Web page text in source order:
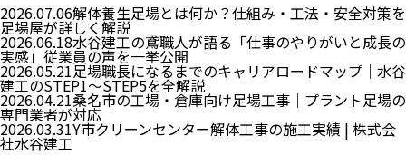
2026.07.06解体養生足場とは何か？仕組み・工法・安全対策を
足場屋が詳しく解説
2026.06.18水谷建工の鳶職人が語る「仕事のやりがいと成長の
実感」従業員の声を一挙公開
2026.05.21足場職長になるまでのキャリアロードマップ｜水谷
建工のSTEP1〜STEP5を全解説
2026.04.21桑名市の工場・倉庫向け足場工事｜プラント足場の
専門業者が対応
2026.03.31Y市クリーンセンター解体工事の施工実績 | 株式会
社水谷建工